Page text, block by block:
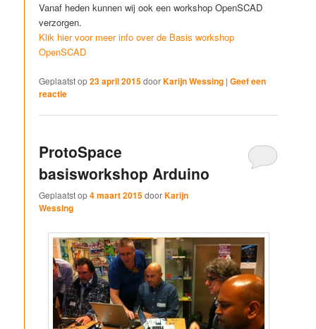
Vanaf heden kunnen wij ook een workshop OpenSCAD
verzorgen.
Klik hier voor meer info over de Basis workshop
OpenSCAD
Geplaatst op23 april 2015doorKarijn Wessing |Geef een
reactie
ProtoSpace
basisworkshop Arduino
Geplaatst op4 maart 2015doorKarijn
Wessing